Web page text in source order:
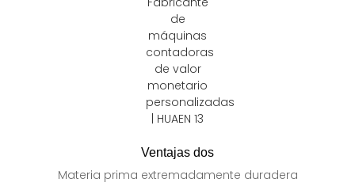
Ventajas dos
Materia prima extremadamente duradera